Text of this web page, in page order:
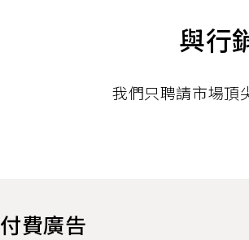
與行
我們只聘請市場頂
付費廣告